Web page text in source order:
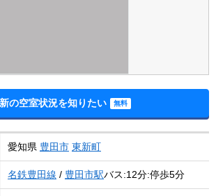
の空室状況を知りたい
愛知県 豊田市 東新町
名鉄豊田線 / 豊田市駅バス:12分:停歩5分